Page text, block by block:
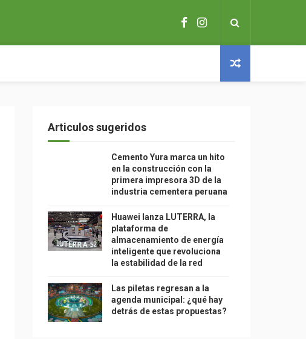
Articulos sugeridos
Cemento Yura marca un hito
en la construcción con la
primera impresora 3D de la
industria cementera peruana
Huawei lanza LUTERRA, la
plataforma de
almacenamiento de energía
inteligente que revoluciona
la estabilidad de la red
Las piletas regresan a la
agenda municipal: ¿qué hay
detrás de estas propuestas?